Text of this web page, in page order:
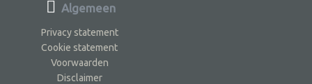
Algemeen
Privacy statement
Cookie statement
Voorwaarden
Disclaimer